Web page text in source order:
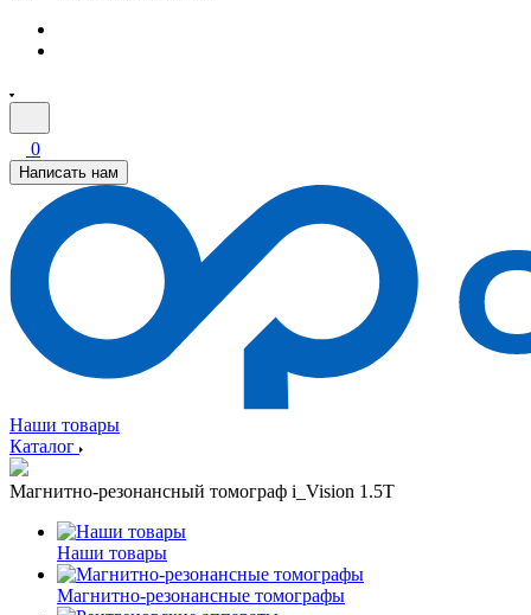
0
Написать нам
Наши товары
Каталог
Магнитно-резонансный томограф i_Vision 1.5T
Наши товары
Магнитно-резонансные томографы